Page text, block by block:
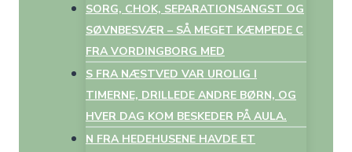
SORG, CHOK, SEPARATIONSANGST OG
SØVNBESVÆR – SÅ MEGET KÆMPEDE C
FRA VORDINGBORG MED
S FRA NÆSTVED VAR UROLIG I
TIMERNE, DRILLEDE ANDRE BØRN, OG
HVER DAG KOM BESKEDER PÅ AULA.
N FRA HEDEHUSENE HAVDE ET